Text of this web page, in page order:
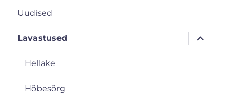
Uudised
Lavastused
laienda
Hellake
Hõbesõrg